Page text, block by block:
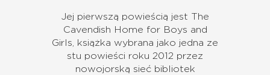
Jej pierwszą powieścią jest The
Cavendish Home for Boys and
Girls, książka wybrana jako jedna ze
stu powieści roku 2012 przez
nowojorską sieć bibliotek